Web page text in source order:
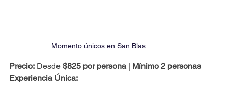
Momento únicos en San Blas
Precio: Desde $825 por persona | Mínimo 2 personas
Experiencia Única: